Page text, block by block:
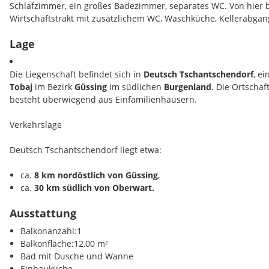
Schlafzimmer, ein großes Badezimmer, separates WC. Von hier
Wirtschaftstrakt mit zusätzlichem WC, Waschküche,
Obergeschoss:
Raumangebot.
Zur Liegenschaft gehören mehrereNebengebäude und Garagen
ein Hobbyraum (ca. 30 m²), einegroße Doppelgarage
Toren , die vielfältige Nutzungsmöglichkeiten bieten.
Dasebene Grundstück umfasst ca. 2.161 m² und ist
Zufahrt erfolgt über einelektrisches Einfahrtstor
Lage
Die Liegenschaft befindet sich in Deutsch Tschantschendorf,
Tobaj im Bezirk Güssing im südlichen Burgenland. Die
besteht überwiegend aus Einfamilienhäusern.
Verkehrslage
Deutsch Tschantschendorf liegt etwa:
ca. 8 km nordöstlich von Güssing,
ca. 30 km südlich von Oberwart.
Die verkehrstechnische Anbindung erfolgt über das regionale
Gemeindestraßen) in Richtung Güssing und Oberwart.
verbinden die Ortschaft mit den umliegenden Gemeinden und
Infrastruktur
Ausstattung
Balkonanzahl:1
Balkonfläche:12,00 m²
Bad mit Dusche und Wanne